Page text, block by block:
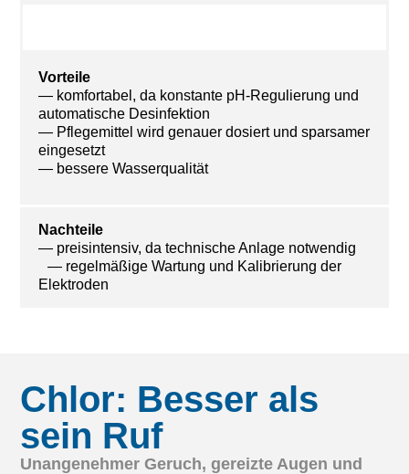
Vorteile
— komfortabel, da konstante pH-Regulierung und
automatische Desinfektion
— Pflegemittel wird genauer dosiert und sparsamer
eingesetzt
— bessere Wasserqualität
Nachteile
— preisintensiv, da technische Anlage notwendig
— regelmäßige Wartung und Kalibrierung der
Elektroden
Chlor: Besser als
sein Ruf
Unangenehmer Geruch, gereizte Augen und